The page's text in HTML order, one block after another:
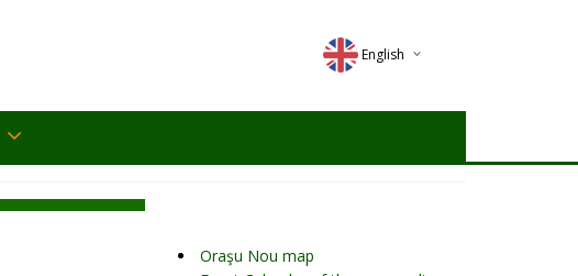
English
Deutsch
Oraşu Nou map